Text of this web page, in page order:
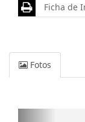
Ficha de
Fotos